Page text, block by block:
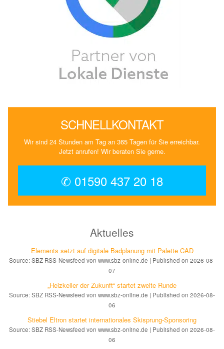
SCHNELLKONTAKT
Wir sind 24 Stunden am Tag an 365 Tagen für Sie erreichbar.
Jetzt anrufen! Wir beraten Sie gerne.
✆ 01590 437 20 18
Aktuelles
Elements setzt auf di­gi­ta­le Bad­pla­nung mit Palette CAD
Source: SBZ RSS-Newsfeed von www.sbz-online.de
Published on 2026-08-
07
„Heizkeller der Zu­kunft“ star­tet zwei­te Run­de
Source: SBZ RSS-Newsfeed von www.sbz-online.de
Published on 2026-08-
06
Stiebel Eltron startet internatio­nales Ski­sprung-Spon­soring
Source: SBZ RSS-Newsfeed von www.sbz-online.de
Published on 2026-08-
06